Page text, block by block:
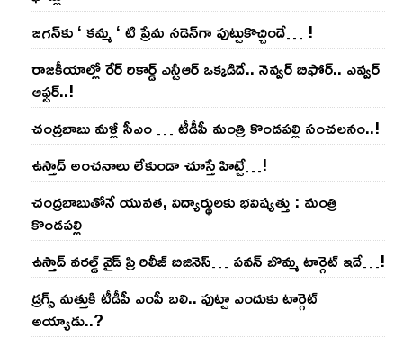
జ‌గ‌న్‌కు ‘ క‌మ్మ ‘ టి ప్రేమ స‌డెన్‌గా పుట్టుకొచ్చిందే… !
రాజ‌కీయాల్లో రేర్ రికార్డ్ ఎన్టీఆర్ ఒక్క‌డిదే.. నెవ్వ‌ర్ బిఫోర్‌.. ఎవ్వ‌ర్
ఆఫ్ట‌ర్‌..!
చంద్ర‌బాబు మ‌ళ్లీ సీఎం … టీడీపీ మంత్రి కొండ‌ప‌ల్లి సంచ‌ల‌నం..!
ఉస్తాద్ అంచ‌నాలు లేకుండా చూస్తే హిట్టే…!
చంద్ర‌బాబుతోనే యువ‌త‌, విద్యార్థుల‌కు భ‌విష్య‌త్తు : మంత్రి
కొండ‌ప‌ల్లి
ఉస్తాద్ వ‌ర‌ల్డ్ వైడ్ ప్రి రిలీజ్ బిజినెస్‌… ప‌వ‌న్ బొమ్మ టార్గెట్ ఇదే…!
డ్రగ్స్ మత్తుకి టీడీపీ ఎంపీ బలి.. పుట్టా ఎందుకు టార్గెట్
అయ్యాడు..?